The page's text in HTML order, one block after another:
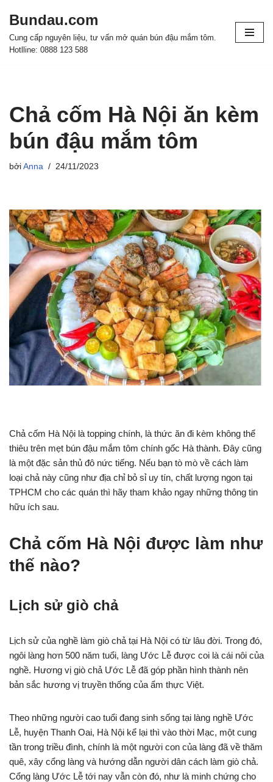
Chuyển
tới
Bundau.com
Cung cấp nguyên liệu, tư vấn mở quán bún đậu mắm tôm.
Hotlline: 0888 123 588
Chả cốm Hà Nội ăn kèm
bún đậu mắm tôm
bởi Anna 24/11/2023
Chả cốm Hà Nội là topping chính, là thức ăn đi kèm không thể
thiêu trên mẹt bún đậu mắm tôm chính gốc Hà thành. Đây cũng
là một đặc sản thủ đô nức tiếng. Nếu bạn tò mò về cách làm
loại chả này cũng như địa chỉ bỏ sỉ uy tín, chất lượng ngon tại
TPHCM cho các quán thì hãy tham khảo ngay những thông tin
hữu ích sau.
Chả cốm Hà Nội được làm như
thế nào?
Lịch sử giò chả
Lịch sử của nghề làm giò chả tại Hà Nội có từ lâu đời. Trong đó,
ngôi làng hơn 500 năm tuổi, làng Ước Lễ được coi là cái nôi của
nghề. Hương vị giò chả Ước Lễ đã góp phần hình thành nên
bản sắc hương vị truyền thống của ẩm thực Việt.
Theo những người cao tuổi đang sinh sống tại làng nghề Ước
Lễ, huyện Thanh Oai, Hà Nội kể lại thì vào thời Mạc, một cung
tần trong triều đình, chính là một người con của làng đã về thăm
quê, xây cổng làng và hướng dẫn người dân cách làm giò chả.
Cổng làng Ước Lễ tới nay vẫn còn đó, như là minh chứng cho